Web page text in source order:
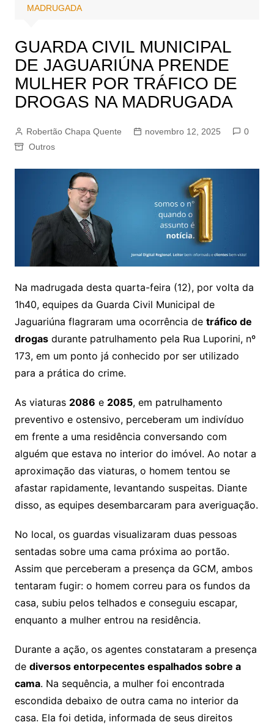
MADRUGADA
GUARDA CIVIL MUNICIPAL
DE JAGUARIÚNA PRENDE
MULHER POR TRÁFICO DE
DROGAS NA MADRUGADA
Robertão Chapa Quente novembro 12, 2025
0
Outros
Na madrugada desta quarta-feira (12), por volta da
1h40, equipes da Guarda Civil Municipal de
Jaguariúna flagraram uma ocorrência de tráfico de
drogasdurante patrulhamento pela Rua Luporini, nº
173, em um ponto já conhecido por ser utilizado
para a prática do crime.
As viaturas 2086 e 2085, em patrulhamento
preventivo e ostensivo, perceberam um indivíduo
em frente a uma residência conversando com
alguém que estava no interior do imóvel. Ao notar a
aproximação das viaturas, o homem tentou se
afastar rapidamente, levantando suspeitas. Diante
disso, as equipes desembarcaram para averiguação.
No local, os guardas visualizaram duas pessoas
sentadas sobre uma cama próxima ao portão.
Assim que perceberam a presença da GCM, ambos
tentaram fugir: o homem correu para os fundos da
casa, subiu pelos telhados e conseguiu escapar,
enquanto a mulher entrou na residência.
Durante a ação, os agentes constataram a presença
de diversos entorpecentes espalhados sobre a
cama. Na sequência, a mulher foi encontrada
escondida debaixo de outra cama no interior da
casa. Ela foi detida, informada de seus direitos